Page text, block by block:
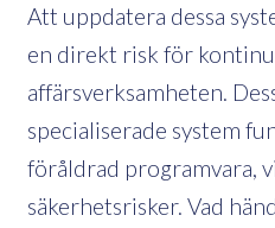
Att uppdatera dessa
en direkt risk för
affärsverksamheten.
specialiserade system
föråldrad programvara,
säkerhetsrisker. Vad